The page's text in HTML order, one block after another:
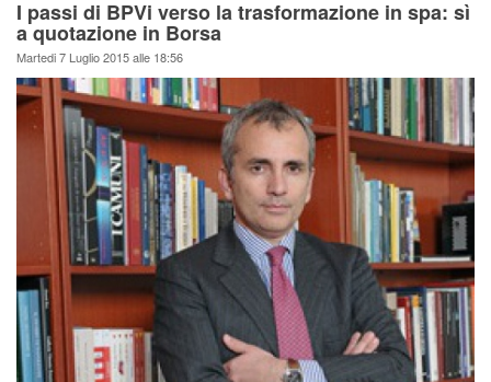
I passi di BPVi verso la trasformazione in spa: sì
a quotazione in Borsa
Martedi 7 Luglio 2015 alle 18:56